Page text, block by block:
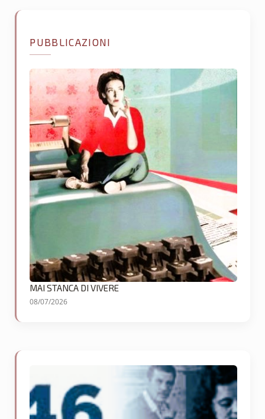
PUBBLICAZIONI
MAI STANCA DI VIVERE
08/07/2026